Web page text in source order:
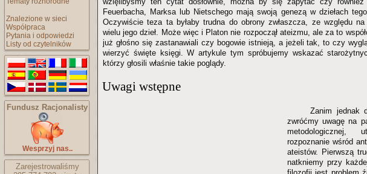
Znalezione w sieci
Współpraca
Pytania i odpowiedzi
Listy od czytelników
Fundusz Racjonalisty
Wesprzyj nas..
Zarejestrowaliśmy
Feuerbacha, Marksa lub Nietschego mają swoją genezą w dziełach
Oczywiście teza ta byłaby trudna do obrony zwłaszcza, ze względu
wielu jego dzieł. Może więc i Platon nie rozpoczął ateizmu, ale za to
już głośno się zastanawiali czy bogowie istnieją, a jeżeli tak, to czy
wierzyć święte księgi. W artykule tym spróbujemy wskazać
którzy głosili właśnie takie poglądy.
Uwagi wstępne
Zanim jednak
zwróćmy uwagę na
metodologicznej,
rozpoznanie wśród
ateistów. Pierwszą
natkniemy przy